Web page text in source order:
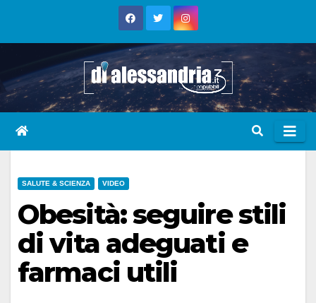
SALUTE & SCIENZA VIDEO
Obesità: seguire stili
di vita adeguati e
farmaci utili